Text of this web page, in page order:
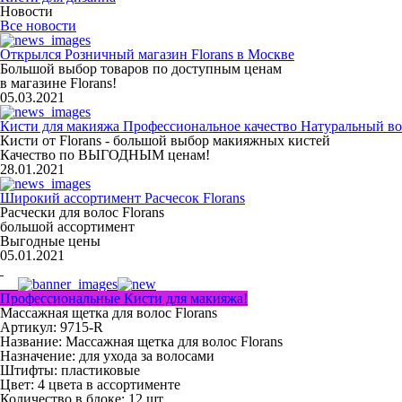
Новости
Все новости
Открылся Розничный магазин Florans в Москве
Большой выбор товаров по доступным ценам
в магазине Florans!
05.03.2021
Кисти для макияжа Профессиональное качество Натуральный
Кисти от Florans - большой выбор макияжных кистей
Качество по ВЫГОДНЫМ ценам!
28.01.2021
Широкий ассортимент Расчесок Florans
Расчески для волос Florans
большой ассортимент
Выгодные цены
05.01.2021
Профессиональные Кисти для макияжа!
Массажная щетка для волос Florans
Артикул: 9715-R
Название: Массажная щетка для волос Florans
Назначение: для ухода за волосами
Штифты: пластиковые
Цвет: 4 цвета в ассортименте
Количество в блоке: 12 шт.